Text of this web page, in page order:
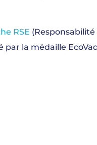
RSE
la médaille